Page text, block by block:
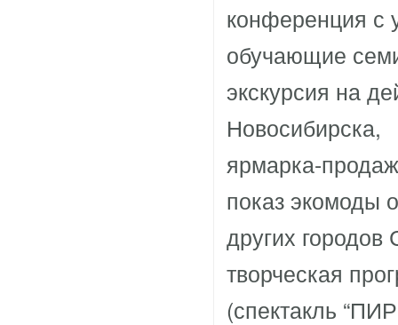
конференция с
обучающие
экскурсия на
Новосибирска,
ярмарка-
показ экомоды
других городов
творческая
(спектакль